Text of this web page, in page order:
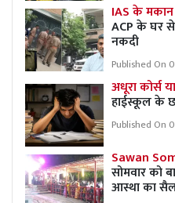
IAS के मकान
ACP के घर
नकदी
Published On
अधूरा कोर्स
हाईस्कूल के
Published On
Sawan
सोमवार को
आस्था का